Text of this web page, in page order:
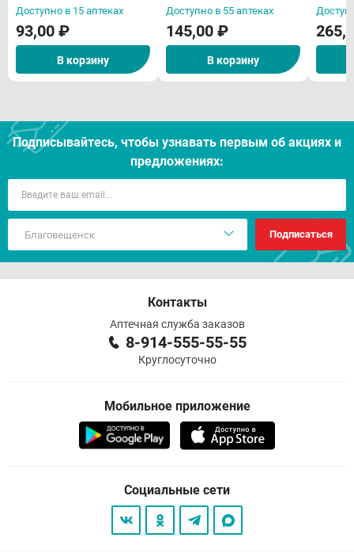
Доступно в 15 аптеках
93,00 ₽
В корзину
Доступно в 55 аптеках
145,00 ₽
В корзину
Подписывайтесь, чтобы узнавать первым об акцияx и
предложениях:
Подписаться
Контакты
Аптечная служба заказов
8-914-555-55-55
Круглосуточно
Мобильное приложение
Социальные сети